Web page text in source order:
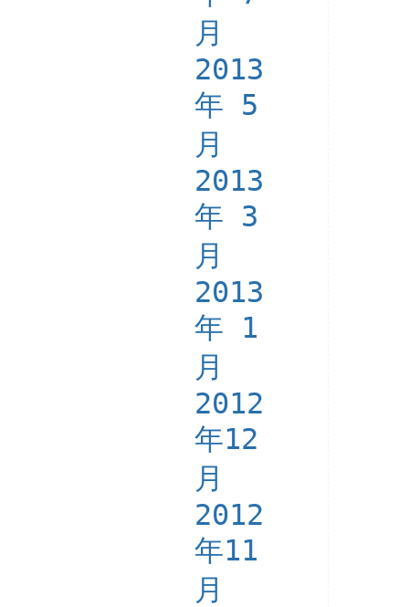
月
2013
年 5
月
2013
年 3
月
2013
年 1
月
2012
年12
月
2012
年11
月